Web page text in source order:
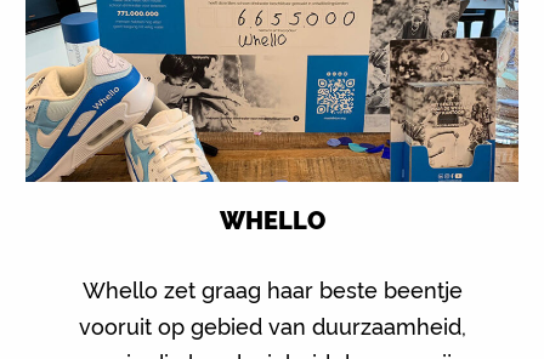
WHELLO
Whello zet graag haar beste beentje
vooruit op gebied van duurzaamheid,